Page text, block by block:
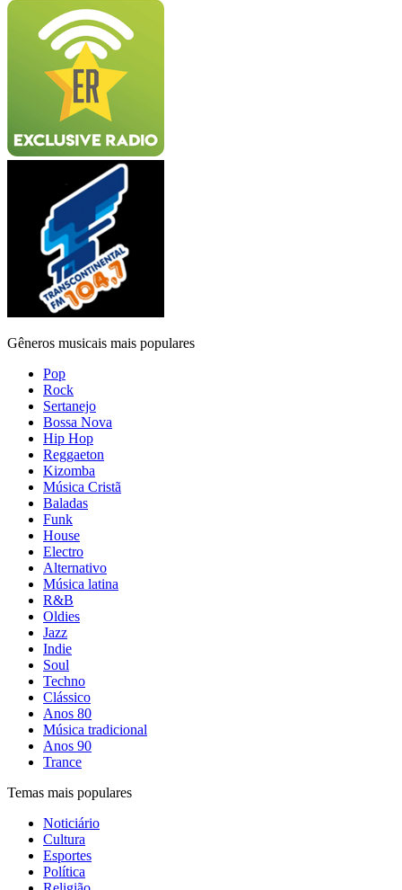
Gêneros musicais mais populares
Pop
Rock
Sertanejo
Bossa Nova
Hip Hop
Reggaeton
Kizomba
Música Cristã
Baladas
Funk
House
Electro
Alternativo
Música latina
R&B
Oldies
Jazz
Indie
Soul
Techno
Clássico
Anos 80
Música tradicional
Anos 90
Trance
Temas mais populares
Noticiário
Cultura
Esportes
Política